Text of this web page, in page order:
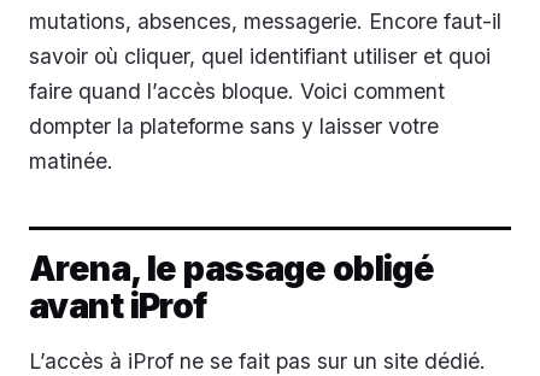
mutations, absences, messagerie. Encore faut-il
savoir où cliquer, quel identifiant utiliser et quoi
faire quand l’accès bloque. Voici comment
dompter la plateforme sans y laisser votre
matinée.
Arena, le passage obligé
avant iProf
L’accès à iProf ne se fait pas sur un site dédié.